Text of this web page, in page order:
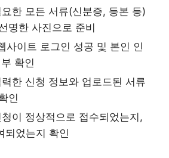
요한 모든 서류(신분증, 등본 등)
명한 사진으로 준비
사이트 로그인 성공 및 본인 인
확인
력한 신청 정보와 업로드된 서류
인
청이 정상적으로 접수되었는지,
되었는지 확인